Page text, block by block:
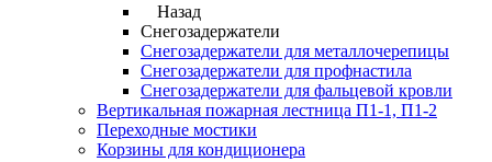
Назад
Снегозадержатели
Снегозадержатели для металлочерепицы
Снегозадержатели для профнастила
Снегозадержатели для фальцевой кровли
Вертикальная пожарная лестница П1-1, П1-2
Переходные мостики
Корзины для кондиционера